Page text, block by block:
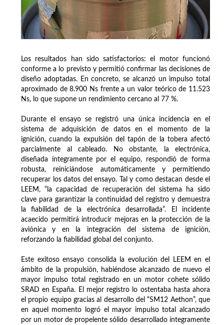
Los resultados han sido satisfactorios: el motor funcionó
conforme a lo previsto y permitió confirmar las decisiones de
diseño adoptadas. En concreto, se alcanzó un impulso total
aproximado de 8.900 Ns frente a un valor teórico de 11.523
Ns, lo que supone un rendimiento cercano al 77 %.
Durante el ensayo se registró una única incidencia en el
sistema de adquisición de datos en el momento de la
ignición, cuando la expulsión del tapón de la tobera afectó
parcialmente al cableado. No obstante, la electrónica,
diseñada íntegramente por el equipo, respondió de forma
robusta, reiniciándose automáticamente y permitiendo
recuperar los datos del ensayo. Tal y como destacan desde el
LEEM, “la capacidad de recuperación del sistema ha sido
clave para garantizar la continuidad del registro y demuestra
la fiabilidad de la electrónica desarrollada”. El incidente
acaecido permitirá introducir mejoras en la protección de la
aviónica y en la integración del sistema de ignición,
reforzando la fiabilidad global del conjunto.
Este exitoso ensayo consolida la evolución del LEEM en el
ámbito de la propulsión, habiéndose alcanzado de nuevo el
mayor impulso total registrado en un motor cohete sólido
SRAD en España. El mejor registro lo ostentaba hasta ahora
el propio equipo gracias al desarrollo del “SM12 Aethon”, que
en aquel momento logró el mayor impulso total alcanzado
por un motor de propelente sólido desarrollado íntegramente